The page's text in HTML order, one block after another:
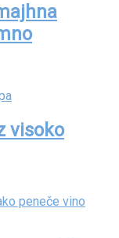
visoko